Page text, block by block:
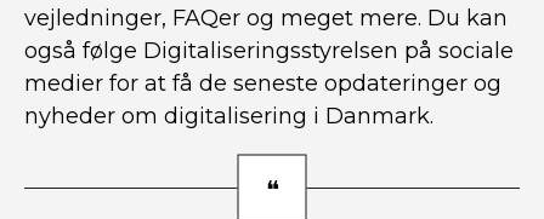
vejledninger, FAQer og meget mere. Du kan
også følge Digitaliseringsstyrelsen på sociale
medier for at få de seneste opdateringer og
nyheder om digitalisering i Danmark.